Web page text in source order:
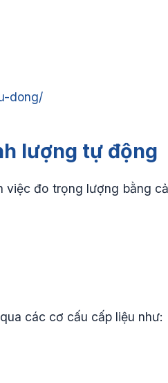
dong/
lượng tự động
việc đo trọng lượng bằng
các cơ cấu cấp liệu như: